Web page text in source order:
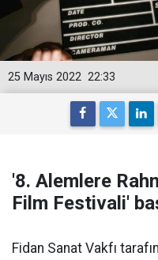
22:33
25 Mayıs 2022
'8. Alemlere
Film Festivali'
Fidan Sanat Vakfı